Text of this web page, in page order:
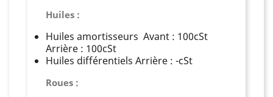
Huiles :
Huiles amortisseurs Avant : 100cSt
Arrière : 100cSt
Huiles différentiels Arrière : -cSt
Roues :